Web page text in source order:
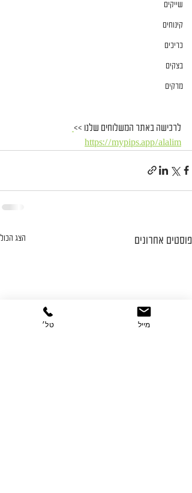
שייקים
קינוחים
כריכים
בצקים
מרקים
לרכישה באתר המשלוחים שלנו >>
https://mypips.app/alalim
פוסטים אחרונים הצג הכול
טל׳ מייל